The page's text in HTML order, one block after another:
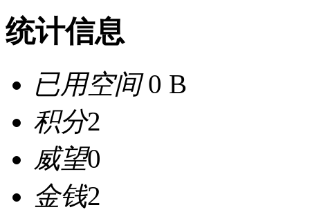
统计信息
已用空间0 B
积分2
威望0
金钱2